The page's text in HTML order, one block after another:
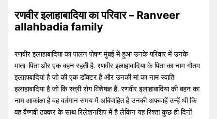
रणवीर इलाहाबादिया का परिवार – Ranveer
allahbadia family
रणवीर इलाहाबादिया का पालन पोषण मुंबई में हुआ उनके परिवार में उनके
माता-पिता और एक बहन रहती है. रणवीर इलाहाबादिया के पिता का नाम गौतम
इलाहाबादियां है जो की एक डॉक्टर है और उनकी मां का नाम स्वाति
इलाहाबादिया है जो कि स्त्री रोग विशेषज्ञ हैं. रणवीर इलाहाबादिया की बहन का
नाम आकांक्षा है वह वर्तमान समय में अविवाहित है उनकी अफवाहें उन्हें थी कि
वह वैष्णवी ठक्कर के साथ रिलेशनशिप में है लेकिन यह रिश्ता कुछ ही दिनों